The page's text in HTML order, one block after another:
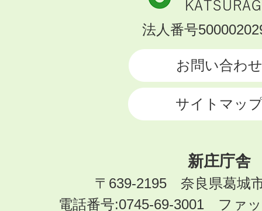
市
KATSURAGI
法人番号
お問い合わせ
サイトマッ
新庄庁舎
〒639-2195 奈良県葛城
電話番号:0745-69-3001 ファ